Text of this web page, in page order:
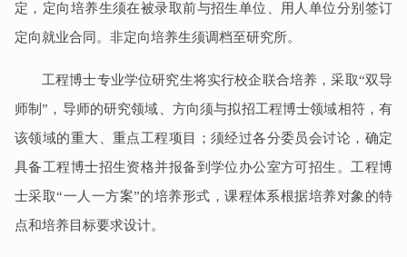
定，定向培养生须在被录取前与招生单位、用人单位分别签订
定向就业合同。非定向培养生须调档至研究所。
工程博士专业学位研究生将实行校企联合培养，采取“双导
师制”，导师的研究领域、方向须与拟招工程博士领域相符，有
该领域的重大、重点工程项目；须经过各分委员会讨论，确定
具备工程博士招生资格并报备到学位办公室方可招生。工程博
士采取“一人一方案”的培养形式，课程体系根据培养对象的特
点和培养目标要求设计。